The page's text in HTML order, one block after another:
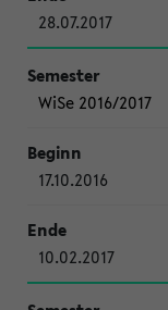
28.07.2017
WiSe 2016/2017
17.10.2016
10.02.2017